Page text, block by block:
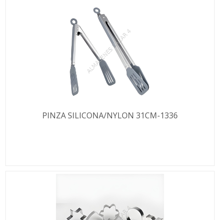
PINZA SILICONA/NYLON 31CM-1336